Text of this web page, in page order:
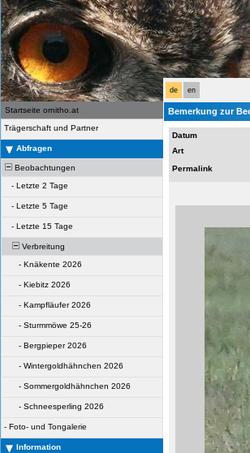
de en
Startseite ornitho.at
Trägerschaft und Partner
Abfragen
Beobachtungen
- Letzte 2 Tage
- Letzte 5 Tage
- Letzte 15 Tage
Verbreitung
- Knäkente 2026
- Kiebitz 2026
- Kampfläufer 2026
- Sturmmöwe 25-26
- Bergpieper 2026
- Wintergoldhähnchen 2026
- Sommergoldhähnchen 2026
- Schneesperling 2026
- Foto- und Tongalerie
Information
Bemerkung zur
Datum
Art
Permalink